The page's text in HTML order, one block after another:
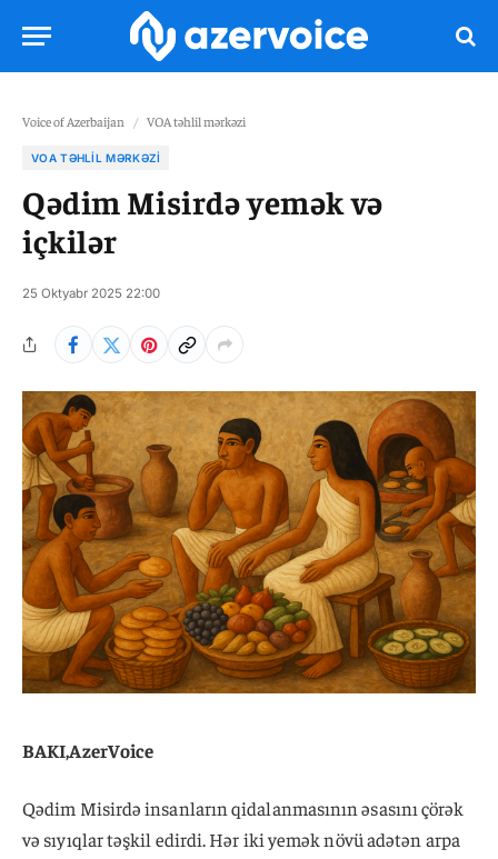
Voice of Azerbaijan / VOA təhlil mərkəzi
VOA TƏHLIL MƏRKƏZI
Qədim Misirdə yemək və
içkilər
25 Oktyabr 2025 22:00
BAKI,AzerVoice
Qədim Misirdə insanların qidalanmasının əsasını çörək
və sıyıqlar təşkil edirdi. Hər iki yemək növü adətən arpa